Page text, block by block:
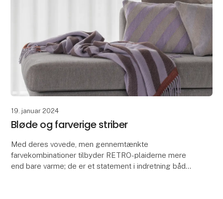
19. januar 2024
Bløde og farverige striber
Med deres vovede, men gennemtænkte
farvekombinationer tilbyder RETRO-plaiderne mere
end bare varme; de er et statement i indretning både